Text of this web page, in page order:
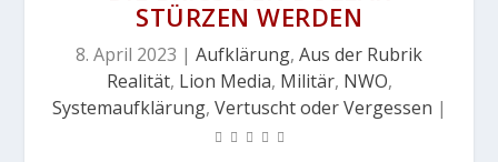
STÜRZEN WERDEN
8. April 2023 | Aufklärung, Aus der Rubrik
Realität, Lion Media, Militär, NWO,
Systemaufklärung, Vertuscht oder Vergessen |